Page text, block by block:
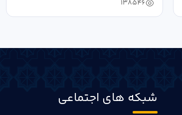
138546
شبکه های اجتماعی